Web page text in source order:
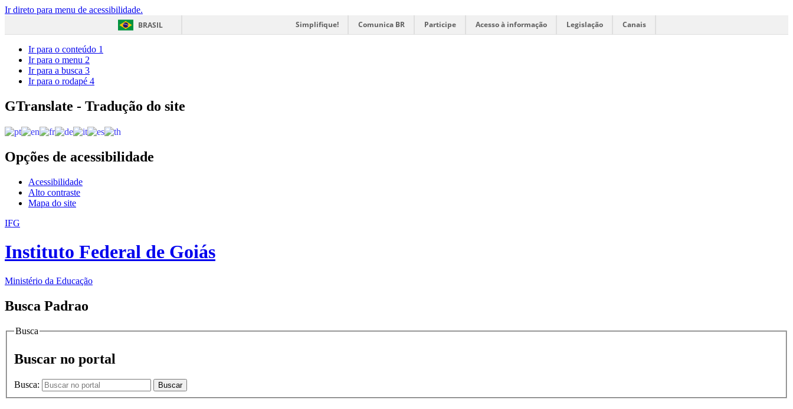
Ir direto para menu de acessibilidade.
BRASIL
Simplifique! Comunica BR Participe Acesso à informação Legislação Canais
Ir para o conteúdo 1
Ir para o menu 2
Ir para a busca 3
Ir para o rodapé 4
GTranslate - Tradução do site
Opções de acessibilidade
Acessibilidade
Alto contraste
Mapa do site
IFG
Instituto Federal de Goiás
Ministério da Educação
Busca Padrao
Busca
Buscar no portal
Busca: Buscar